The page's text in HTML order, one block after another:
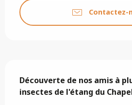
Contactez-
Découverte de nos amis à
insectes de l'étang du